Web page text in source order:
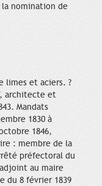
nomination de
limes et aciers. ?
architecte et
Mandats
1830 à
1846,
: membre de la
préfectoral du
au maire
du 8 février 1839